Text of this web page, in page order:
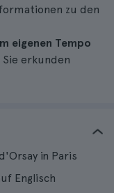
zu den
eigenen Tempo
Sie erkunden
in Paris
Englisch